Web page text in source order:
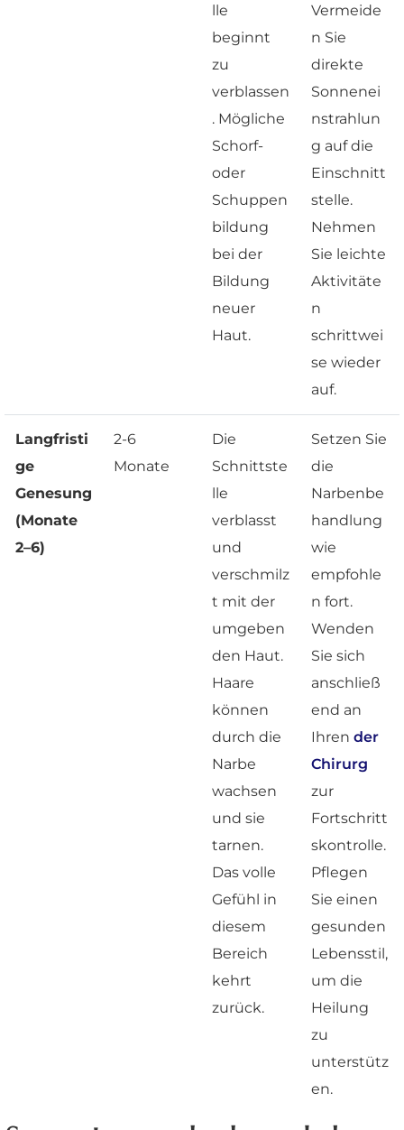
lle
beginnt
zu
verblassen
. Mögliche
Schorf-
oder
Schuppen
bildung
bei der
Bildung
neuer
Haut.
Vermeide
n Sie
direkte
Sonnenei
nstrahlun
g auf die
Einschnitt
stelle.
Nehmen
Sie leichte
Aktivitäte
n
schrittwei
se wieder
auf.
Langfristi
ge
Genesung
(Monate
2–6)
2-6
Monate
Die
Schnittste
lle
verblasst
und
verschmilz
t mit der
umgeben
den Haut.
Haare
können
durch die
Narbe
wachsen
und sie
tarnen.
Das volle
Gefühl in
diesem
Bereich
kehrt
zurück.
Setzen Sie
die
Narbenbe
handlung
wie
empfohle
n fort.
Wenden
Sie sich
anschließ
end an
Ihren der
Chirurg
zur
Fortschritt
skontrolle.
Pflegen
Sie einen
gesunden
Lebensstil,
um die
Heilung
zu
unterstütz
en.